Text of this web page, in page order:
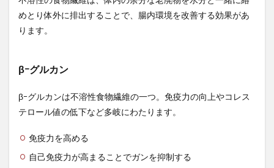
コス
で購
2.3
ディ
で購
コン
めとり体外に排出することで、腸内環境を改善する効果があ
ります。
βｰグルカン
βｰグルカンは不溶性食物繊維の一つ。免疫力の向上やコレス
テロール値の低下など多岐にわたります。
免疫力を高める
自己免疫力が高まることでガンを抑制する